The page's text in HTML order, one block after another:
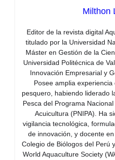
Milthon
Editor de la revista digital
titulado por la Universidad
Máster en Gestión de la
Universidad Politécnica de
Innovación Empresarial y
Posee amplia
pesquero, habiendo liderado
Pesca del Programa
Acuicultura (PNIPA). Ha
vigilancia tecnológica,
de innovación, y docente
Colegio de Biólogos del Perú
World Aquaculture Society